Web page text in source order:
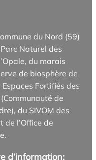
du Nord (59)
Naturel des
du marais
de biosphère de
Espaces Fortifiés des
de
du SIVOM des
de l’Office de
d’information: